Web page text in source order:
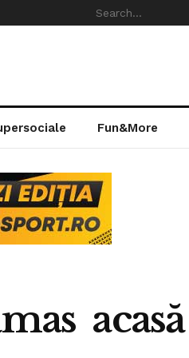
Fun&More
acasă